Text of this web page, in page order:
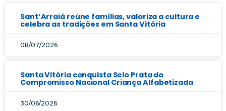
Sant’Arraiá reúne famílias, valoriza a cultura e
celebra as tradições em Santa Vitória
08/07/2026
Santa Vitória conquista Selo Prata do
Compromisso Nacional Criança Alfabetizada
30/06/2026